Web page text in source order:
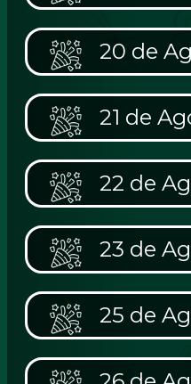
20 de
21 de
22 de
23 de
25 de